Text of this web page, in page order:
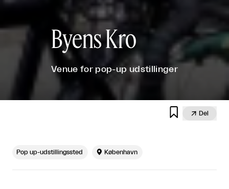
Byens Kro
Venue for pop-up udstillinger
  Del
Pop up-udstillingssted  København